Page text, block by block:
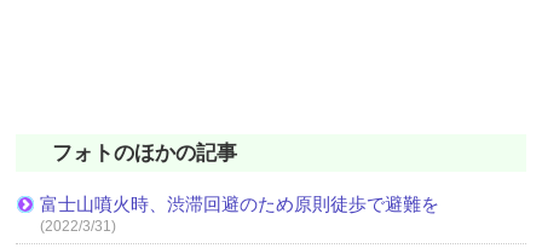
フォトのほかの記事
富士山噴火時、渋滞回避のため原則徒歩で避難を
(2022/3/31)